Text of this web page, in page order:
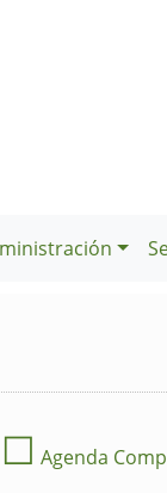
☐ Agenda